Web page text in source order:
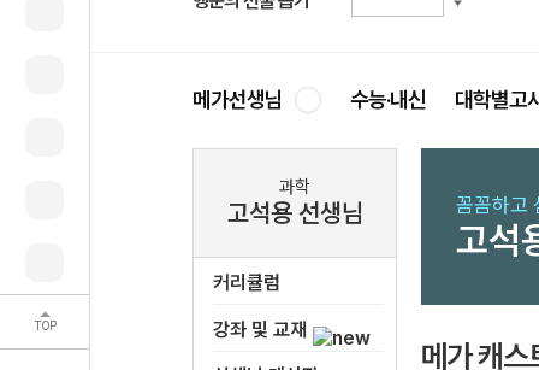
TOP
메가선생님 수능·내신 대학별고
과학
고석용 선생님
커리큘럼
강좌 및 교재
꼼꼼하고
고석
메가 캐스